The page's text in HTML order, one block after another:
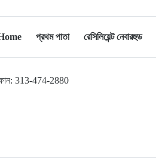
আল-সাইয়েদকে হারাতে কেন এত মরিয়া
ইসারায়েলি লবি এআইপ্যাক
প্রথম পাতা রেসিলিয়েন্ট নেবারহুড
ফোন: 313-474-2880